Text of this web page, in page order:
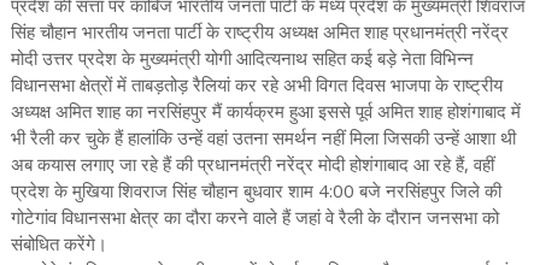
सिंह चौहान भारतीय जनता पार्टी के राष्ट्रीय अध्यक्ष अमित शाह प्रधानमंत्री नरेंद्र
मोदी उत्तर प्रदेश के मुख्यमंत्री योगी आदित्यनाथ सहित कई बड़े नेता विभिन्न
विधानसभा क्षेत्रों में ताबड़तोड़ रैलियां कर रहे अभी विगत दिवस भाजपा के राष्ट्रीय
अध्यक्ष अमित शाह का नरसिंहपुर मैं कार्यक्रम हुआ इससे पूर्व अमित शाह होशंगाबाद में
भी रैली कर चुके हैं हालांकि उन्हें वहां उतना समर्थन नहीं मिला जिसकी उन्हें आशा थी
अब कयास लगाए जा रहे हैं की प्रधानमंत्री नरेंद्र मोदी होशंगाबाद आ रहे हैं, वहीं
प्रदेश के मुखिया शिवराज सिंह चौहान बुधवार शाम 4:00 बजे नरसिंहपुर जिले की
गोटेगांव विधानसभा क्षेत्र का दौरा करने वाले हैं जहां वे रैली के दौरान जनसभा को
संबोधित करेंगे।